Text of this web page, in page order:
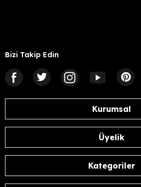
Bizi Takip Edin
Kurumsal
Üyelik
Kategoriler